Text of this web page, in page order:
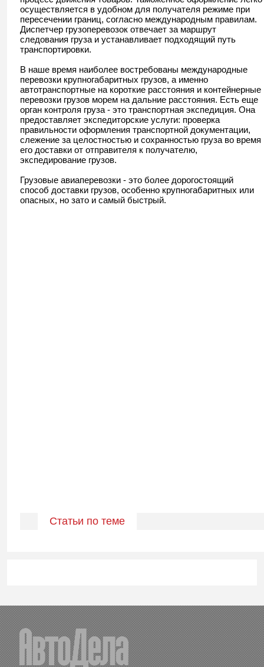
осуществляется в удобном для получателя режиме при
пересечении границ, согласно международным правилам.
Диспетчер грузоперевозок отвечает за маршрут
следования груза и устанавливает подходящий путь
транспортировки.
В наше время наиболее востребованы международные
перевозки крупногабаритных грузов, а именно
автотранспортные на короткие расстояния и контейнерные
перевозки грузов морем на дальние расстояния. Есть еще
орган контроля груза - это транспортная экспедиция. Она
предоставляет экспедиторские услуги: проверка
правильности оформления транспортной документации,
слежение за целостностью и сохранностью груза во время
его доставки от отправителя к получателю,
экспедирование грузов.
Грузовые авиаперевозки - это более дорогостоящий
способ доставки грузов, особенно крупногабаритных или
опасных, но зато и самый быстрый.
Статьи по теме